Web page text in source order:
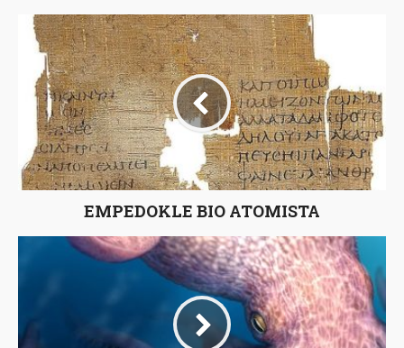
EMPEDOKLE BIO ATOMISTA